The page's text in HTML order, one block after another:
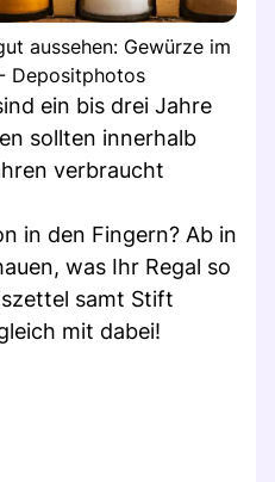
aussehen: Gewürze im
Depositphotos
ein bis drei Jahre
sollten innerhalb
verbraucht
in den Fingern? Ab in
was Ihr Regal so
samt Stift
mit dabei!